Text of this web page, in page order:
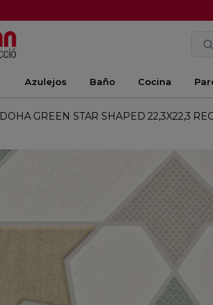
Azulejos Baño Cocina
DOHA GREEN STAR SHAPED 22,3X22,3